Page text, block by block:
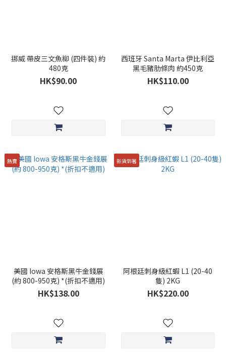
挪威 帶皮三文魚柳 (四件裝) 約
480克
HK$90.00
西班牙 Santa Marta 伊比利亞
黑毛豬肋條肉 約450克
HK$110.00
熱賣
美國 Iowa 安格斯黑牛金錢展
(約 800-950克) *(折扣不適用)
HK$138.00
新貨到著
阿根廷刺身級紅蝦 L1 (20-40
隻) 2KG
HK$220.00